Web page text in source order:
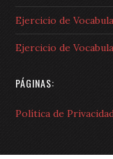
Ejercicio de
Ejercicio de
PÁGINAS:
Política de